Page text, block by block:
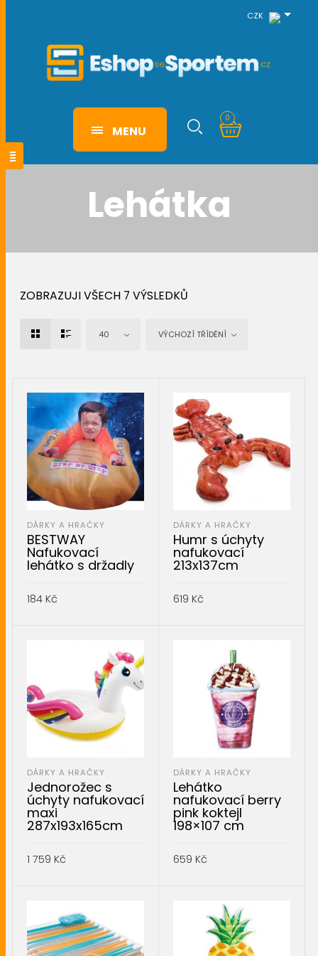
CZK
MENU
0
Lehátka
ZOBRAZUJI VŠECH 7 VÝSLEDKŮ
40 VÝCHOZÍ TŘÍDĚNÍ
DÁRKY A HRAČKY
BESTWAY
Nafukovací
lehátko s držadly
184 Kč
DÁRKY A HRAČKY
Humr s úchyty
nafukovací
213x137cm
619 Kč
DÁRKY A HRAČKY
Jednorožec s
úchyty nafukovací
maxi
287x193x165cm
1 759 Kč
DÁRKY A HRAČKY
Lehátko
nafukovací berry
pink koktejl
198×107 cm
659 Kč